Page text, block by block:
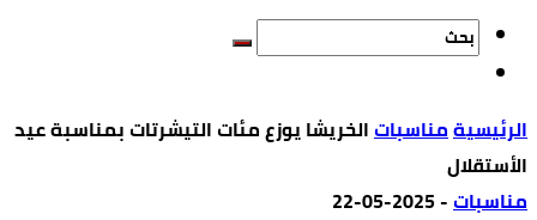
‫الرئيسية‬مناسباتالخريشا يوزع مئات التيشرتات بمناسبة عيد
الأستقلال
مناسبات-
2025-05-22